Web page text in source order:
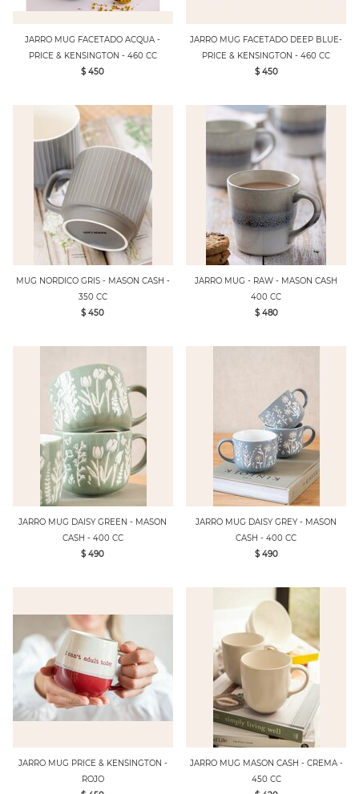
JARRO MUG FACETADO ACQUA -
PRICE & KENSINGTON - 460 CC
$ 450
JARRO MUG FACETADO DEEP BLUE-
PRICE & KENSINGTON - 460 CC
$ 450
MUG NORDICO GRIS - MASON CASH -
350 CC
$ 450
JARRO MUG - RAW - MASON CASH
400 CC
$ 480
JARRO MUG DAISY GREEN - MASON
CASH - 400 CC
$ 490
JARRO MUG DAISY GREY - MASON
CASH - 400 CC
$ 490
JARRO MUG PRICE & KENSINGTON -
ROJO
JARRO MUG MASON CASH - CREMA -
450 CC